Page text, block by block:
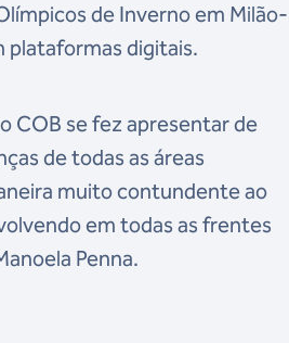
de Inverno em Milão-
plataformas digitais.
COB se fez apresentar de
de todas as áreas
muito contundente ao
em todas as frentes
Penna.